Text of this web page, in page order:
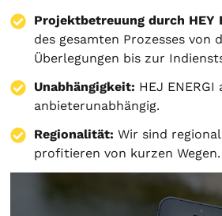
Projektbetreuung durch HEY
des gesamten Prozesses von
Überlegungen bis zur
Unabhängigkeit: HEJ
anbieterunabhängig.
Regionalität: Wir sind
profitieren von kurzen Wegen.